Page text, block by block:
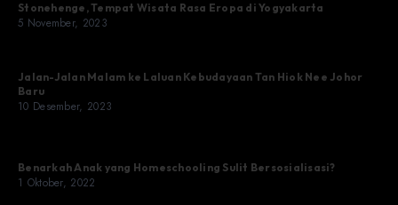
Stonehenge, Tempat Wisata Rasa Eropa di Yogyakarta
5 November, 2023
Jalan-Jalan Malam ke Laluan Kebudayaan Tan Hiok Nee Johor
Baru
10 Desember, 2023
Benarkah Anak yang Homeschooling Sulit Bersosialisasi?
1 Oktober, 2022